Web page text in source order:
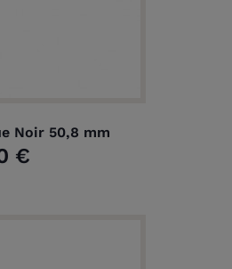
Noir 50,8 mm
€